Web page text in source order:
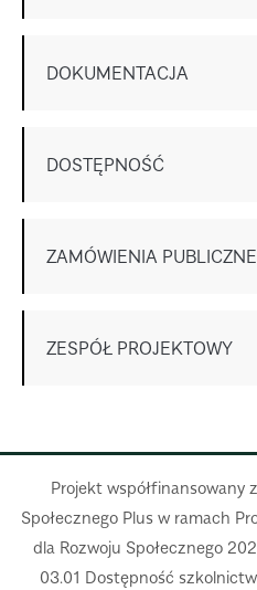
DOKUMENTACJA
DOSTĘPNOŚĆ
ZAMÓWIENIA PUBLICZNE
ZESPÓŁ PROJEKTOWY
Projekt współfinansowany
Społecznego Plus w ramach
dla Rozwoju Społecznego
03.01 Dostępność